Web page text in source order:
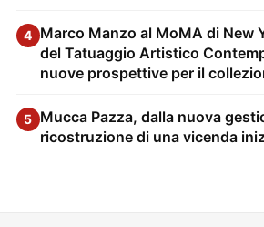
4 Marco Manzo al MoMA di New
del Tatuaggio Artistico
nuove prospettive per il
5 Mucca Pazza, dalla nuova
ricostruzione di una vicenda